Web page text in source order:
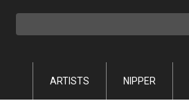
ARTISTS NIPPER